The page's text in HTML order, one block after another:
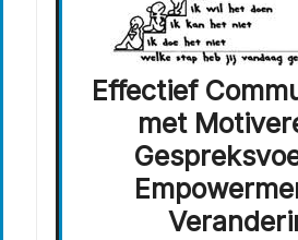
Effectief
met